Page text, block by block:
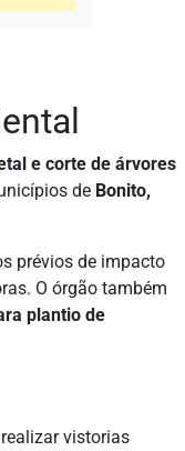
e corte de árvores
de Bonito,
prévios de impacto
O órgão também
plantio de
vistorias